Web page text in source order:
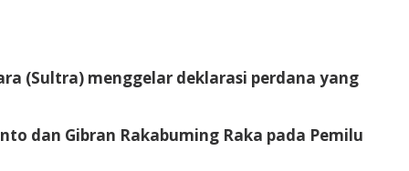
(Sultra) menggelar deklarasi perdana yang
dan Gibran Rakabuming Raka pada Pemilu